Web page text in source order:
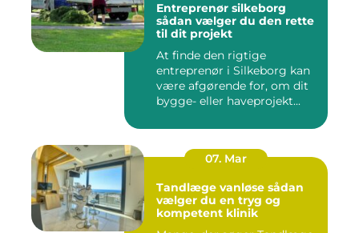
Entreprenør silkeborg
sådan vælger du den rette
til dit projekt
At finde den rigtige
entreprenør i Silkeborg kan
være afgørende for, om dit
bygge- eller haveprojekt...
07. Mar
Tandlæge vanløse sådan
vælger du en tryg og
kompetent klinik